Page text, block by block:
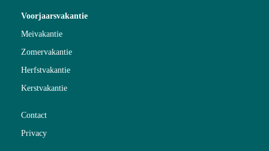
Voorjaarsvakantie
Meivakantie
Zomervakantie
Herfstvakantie
Kerstvakantie
Contact
Privacy